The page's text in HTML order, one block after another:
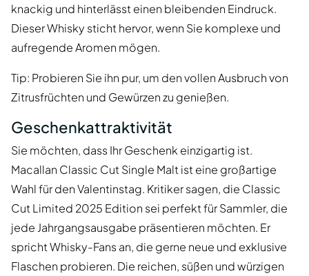
knackig und hinterlässt einen bleibenden Eindruck.
Dieser Whisky sticht hervor, wenn Sie komplexe und
aufregende Aromen mögen.
Tip: Probieren Sie ihn pur, um den vollen Ausbruch von
Zitrusfrüchten und Gewürzen zu genießen.
Geschenkattraktivität
Sie möchten, dass Ihr Geschenk einzigartig ist.
Macallan Classic Cut Single Malt ist eine großartige
Wahl für den Valentinstag. Kritiker sagen, die Classic
Cut Limited 2025 Edition sei perfekt für Sammler, die
jede Jahrgangsausgabe präsentieren möchten. Er
spricht Whisky-Fans an, die gerne neue und exklusive
Flaschen probieren. Die reichen, süßen und würzigen